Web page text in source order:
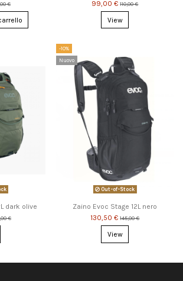
€
99,00 € 110,00 €
View
dark olive
€
-10%
Nuovo
Out-of-Stock
Zaino Evoc Stage 12L nero
130,50 € 145,00 €
View